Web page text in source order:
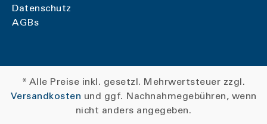
Datenschutz
AGBs
* Alle Preise inkl. gesetzl. Mehrwertsteuer zzgl.
Versandkosten und ggf. Nachnahmegebühren, wenn
nicht anders angegeben.